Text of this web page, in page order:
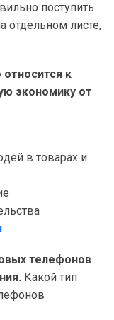
поступить
отдельном листе,
к
экономику от
в товарах и
телефонов
Какой тип